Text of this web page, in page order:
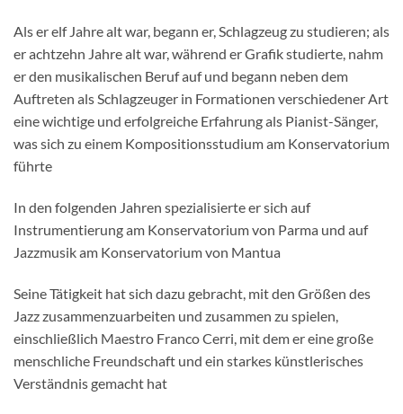
Als er elf Jahre alt war, begann er, Schlagzeug zu studieren; als
er achtzehn Jahre alt war, während er Grafik studierte, nahm
er den musikalischen Beruf auf und begann neben dem
Auftreten als Schlagzeuger in Formationen verschiedener Art
eine wichtige und erfolgreiche Erfahrung als Pianist-Sänger,
was sich zu einem Kompositionsstudium am Konservatorium
führte
In den folgenden Jahren spezialisierte er sich auf
Instrumentierung am Konservatorium von Parma und auf
Jazzmusik am Konservatorium von Mantua
Seine Tätigkeit hat sich dazu gebracht, mit den Größen des
Jazz zusammenzuarbeiten und zusammen zu spielen,
einschließlich Maestro Franco Cerri, mit dem er eine große
menschliche Freundschaft und ein starkes künstlerisches
Verständnis gemacht hat